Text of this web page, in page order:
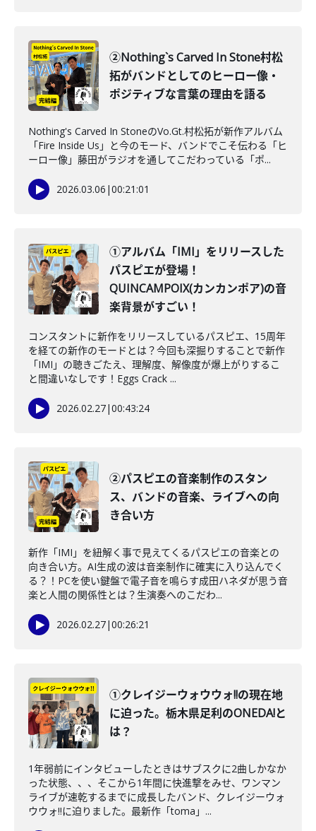
②Nothing`s Carved In Stone村松
拓がバンドとしてのヒーロー像・
ポジティブな言葉の理由を語る
Nothing's Carved In StoneのVo.Gt.村松拓が新作アルバム
「Fire Inside Us」と今のモード、バンドでこそ伝わる「ヒ
ーロー像」藤田がラジオを通してこだわっている「ポ...
2026.03.06 |00:21:01
①アルバム「IMI」をリリースした
パスピエが登場！
QUINCAMPOIX(カンカンポア)の音
楽背景がすごい！
コンスタントに新作をリリースしているパスピエ、15周年
を経ての新作のモードとは？今回も深掘りすることで新作
「IMI」の聴きごたえ、理解度、解像度が爆上がりするこ
と間違いなしです！Eggs Crack ...
2026.02.27|00:43:24
②パスピエの音楽制作のスタン
ス、バンドの音楽、ライブへの向
き合い方
新作「IMI」を紐解く事で見えてくるパスピエの音楽との
向き合い方。AI生成の波は音楽制作に確実に入り込んでく
る？！PCを使い鍵盤で電子音を鳴らす成田ハネダが思う音
楽と人間の関係性とは？生演奏へのこだわ...
2026.02.27|00:26:21
①クレイジーウォウウォ!!の現在地
に迫った。栃木県足利のONEDA!と
は？
1年弱前にインタビューしたときはサブスクに2曲しかなか
った状態、、、そこから1年間に快進撃をみせ、ワンマン
ライブが速乾するまでに成長したバンド、クレイジーウォ
ウウォ!!に迫りました。最新作「toma」...